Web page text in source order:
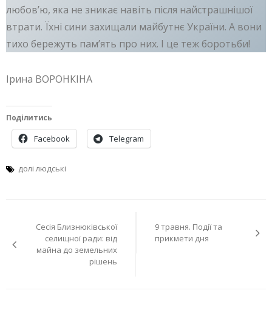
любов’ю, яка не зникає навіть після найстрашнішої
втрати. Їхні сини захищали майбутнє України. А вони
тихо бережуть пам’ять про них. І це теж боротьби!
Ірина ВОРОНКІНА
Поділитись
Facebook Telegram
долі людські
записів
Сесія Близнюківської
селищної ради: від
майна до земельних
рішень
9 травня. Події та
прикмети дня